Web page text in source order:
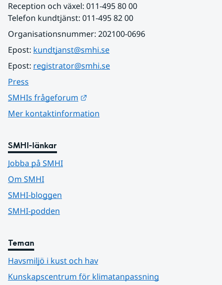
Reception och växel: 011-495 80 00
Telefon kundtjänst: 011-495 82 00
Organisationsnummer: 202100-0696
Epost: kundtjanst@smhi.se
Epost: registrator@smhi.se
Press
SMHIs frågeforum
Mer kontaktinformation
SMHI-länkar
Jobba på SMHI
Om SMHI
SMHI-bloggen
SMHI-podden
Teman
Havsmiljö i kust och hav
Kunskapscentrum för klimatanpassning